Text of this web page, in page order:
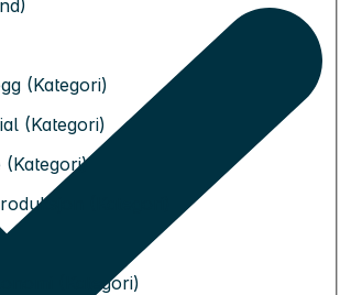
(Kategori)
(Kategori)
(Kategori)
(Kategori)